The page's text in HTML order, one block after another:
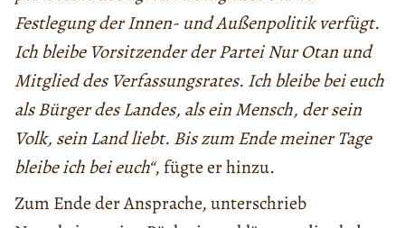
Festlegung der Innen- und Außenpolitik verfügt.
Ich bleibe Vorsitzender der Partei Nur Otan und
Mitglied des Verfassungsrates. Ich bleibe bei euch
als Bürger des Landes, als ein Mensch, der sein
Volk, sein Land liebt. Bis zum Ende meiner Tage
bleibe ich bei euch“, fügte er hinzu.
Zum Ende der Ansprache, unterschrieb